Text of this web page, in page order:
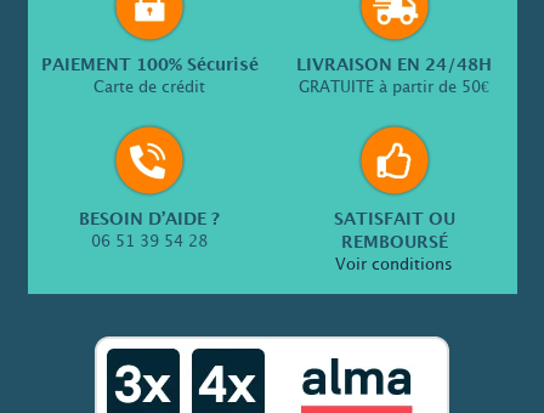
PAIEMENT 100% Sécurisé
Carte de crédit
LIVRAISON EN 24/48H
GRATUITE à partir de 50€
BESOIN D’AIDE ?
06 51 39 54 28
SATISFAIT OU
REMBOURSÉ
Voir conditions